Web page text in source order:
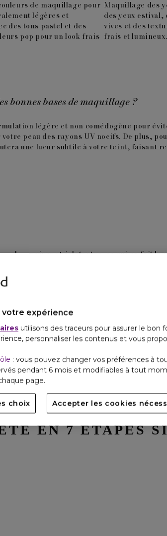
de maquillage pour
légères et
des tons pastel et des
pop pour un look frais
Maquillage des
des yeux estival,
vives et des
frais et lumineux.
bonnes bases de maquillage ?
légère et non comédogène pour
peau des rayons UV nocifs. De plus,
une lueur subtile à votre teint, faisant
vives et éclatantes, ce qui en fait
que ce soit en utilisant des fards à
et lumineuses qui mettront en valeur vos
bavures par temps chaud, et pour un
peut apporter cette touche de
parfaitement avec les journées
NATUREL
EN 7 ÉTAPES
expérience
utilisons des traceurs pour assurer le
personnaliser les contenus et vous
: vous pouvez changer vos préférences à
pendant 6 mois et modifiables à tout
page.
choix Accepter les cookies